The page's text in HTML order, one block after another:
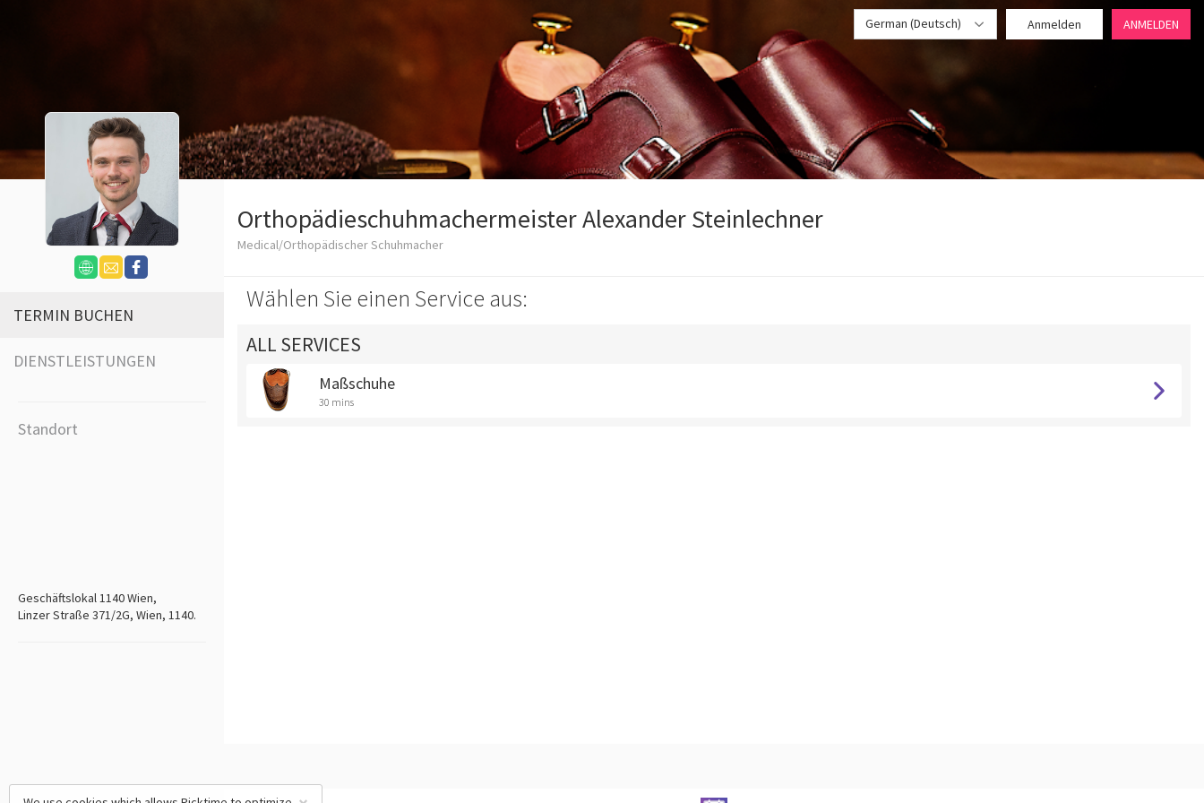
German (Deutsch) Anmelden ANMELDEN
TERMIN BUCHEN
DIENSTLEISTUNGEN
Standort
Geschäftslokal 1140 Wien,
Linzer Straße 371/2G, Wien, 1140.
Orthopädieschuhmachermeister Alexander Steinlechner
Medical/Orthopädischer Schuhmacher
Wählen Sie einen Service aus:
ALL SERVICES
Maßschuhe
30 mins